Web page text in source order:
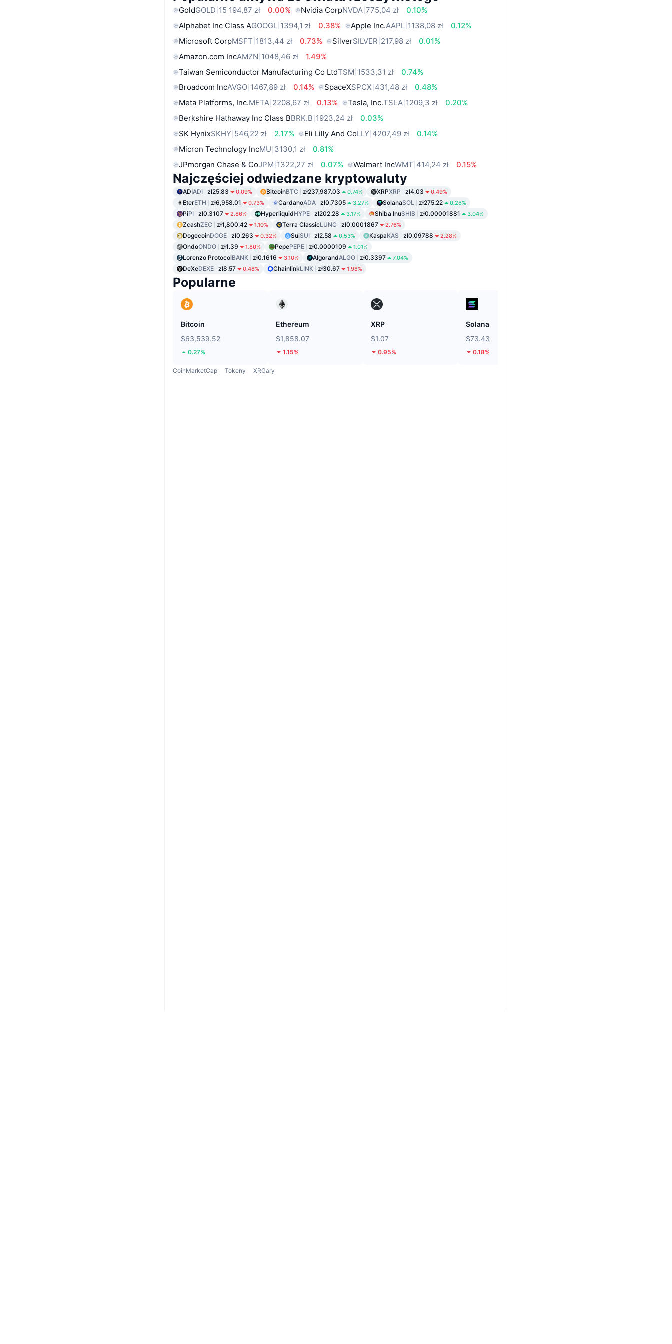
GoldGOLD 15 194,87 zł 0.00% Nvidia CorpNVDA 775,04 zł
0.10%
Alphabet Inc Class AGOOGL 1394,1 zł 0.38% Apple Inc.AAPL 1138,08 zł
0.12%
Microsoft CorpMSFT 1813,44 zł 0.73% SilverSILVER 217,98 zł
0.01%
Amazon.com IncAMZN 1048,46 zł
1.49%
Taiwan Semiconductor Manufacturing Co LtdTSM 1533,31 zł
0.74%
Broadcom IncAVGO 1467,89 zł 0.14% SpaceXSPCX 431,48 zł
0.48%
Meta Platforms, Inc.META 2208,67 zł 0.13% Tesla, Inc.TSLA 1209,3 zł
0.20%
Berkshire Hathaway Inc Class BBRK.B 1923,24 zł
0.03%
SK HynixSKHY 546,22 zł 2.17% Eli Lilly And CoLLY 4207,49 zł
0.14%
Micron Technology IncMU 3130,1 zł
0.81%
JPmorgan Chase & CoJPM 1322,27 zł 0.07% Walmart IncWMT 414,24 zł 0.15%
Najczęściej odwiedzane kryptowaluty
ADIADI zł25.83 0.09% BitcoinBTC zł237,987.03 0.74% XRPXRP zł4.03 0.49%
EterETH zł6,958.01 0.73% CardanoADA zł0.7305 3.27% SolanaSOL zł275.22 0.28%
PiPI zł0.3107 2.86% HyperliquidHYPE zł202.28 3.17% Shiba InuSHIB zł0.00001881 3.04%
ZcashZEC zł1,800.42 1.10% Terra ClassicLUNC zł0.0001867 2.76%
DogecoinDOGE zł0.263 0.32% SuiSUI zł2.58 0.53% KaspaKAS zł0.09788 2.28%
OndoONDO zł1.39 1.80% PepePEPE zł0.0000109 1.01%
Lorenzo ProtocolBANK zł0.1616 3.10% AlgorandALGO zł0.3397 7.04%
DeXeDEXE zł8.57 0.48% ChainlinkLINK zł30.67 1.98%
Popularne
Bitcoin
$63,539.52
0.27%
Ethereum
$1,858.07
1.15%
XRP
$1.07
0.95%
Solana
$73.43
0.18%
CoinMarketCap Tokeny XRGary